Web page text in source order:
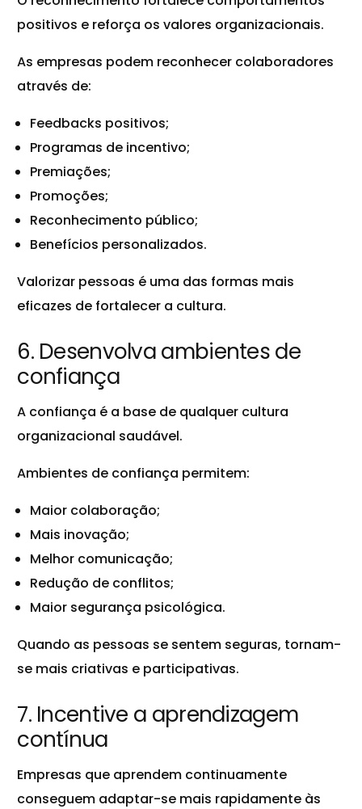
positivos e reforça os valores organizacionais.
As empresas podem reconhecer colaboradores
através de:
Feedbacks positivos;
Programas de incentivo;
Premiações;
Promoções;
Reconhecimento público;
Benefícios personalizados.
Valorizar pessoas é uma das formas mais
eficazes de fortalecer a cultura.
6. Desenvolva ambientes de
confiança
A confiança é a base de qualquer cultura
organizacional saudável.
Ambientes de confiança permitem:
Maior colaboração;
Mais inovação;
Melhor comunicação;
Redução de conflitos;
Maior segurança psicológica.
Quando as pessoas se sentem seguras, tornam-
se mais criativas e participativas.
7. Incentive a aprendizagem
contínua
Empresas que aprendem continuamente
conseguem adaptar-se mais rapidamente às